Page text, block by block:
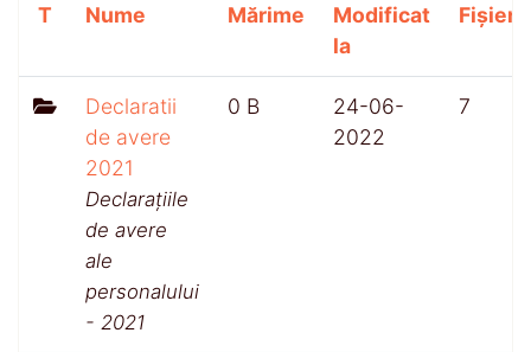
T Nume Mărime
Modificat
la
Fișiere
Declaratii
de avere
2021
Declarațiile
de avere
ale
personalului
- 2021
0 B
24-06-
2022
7